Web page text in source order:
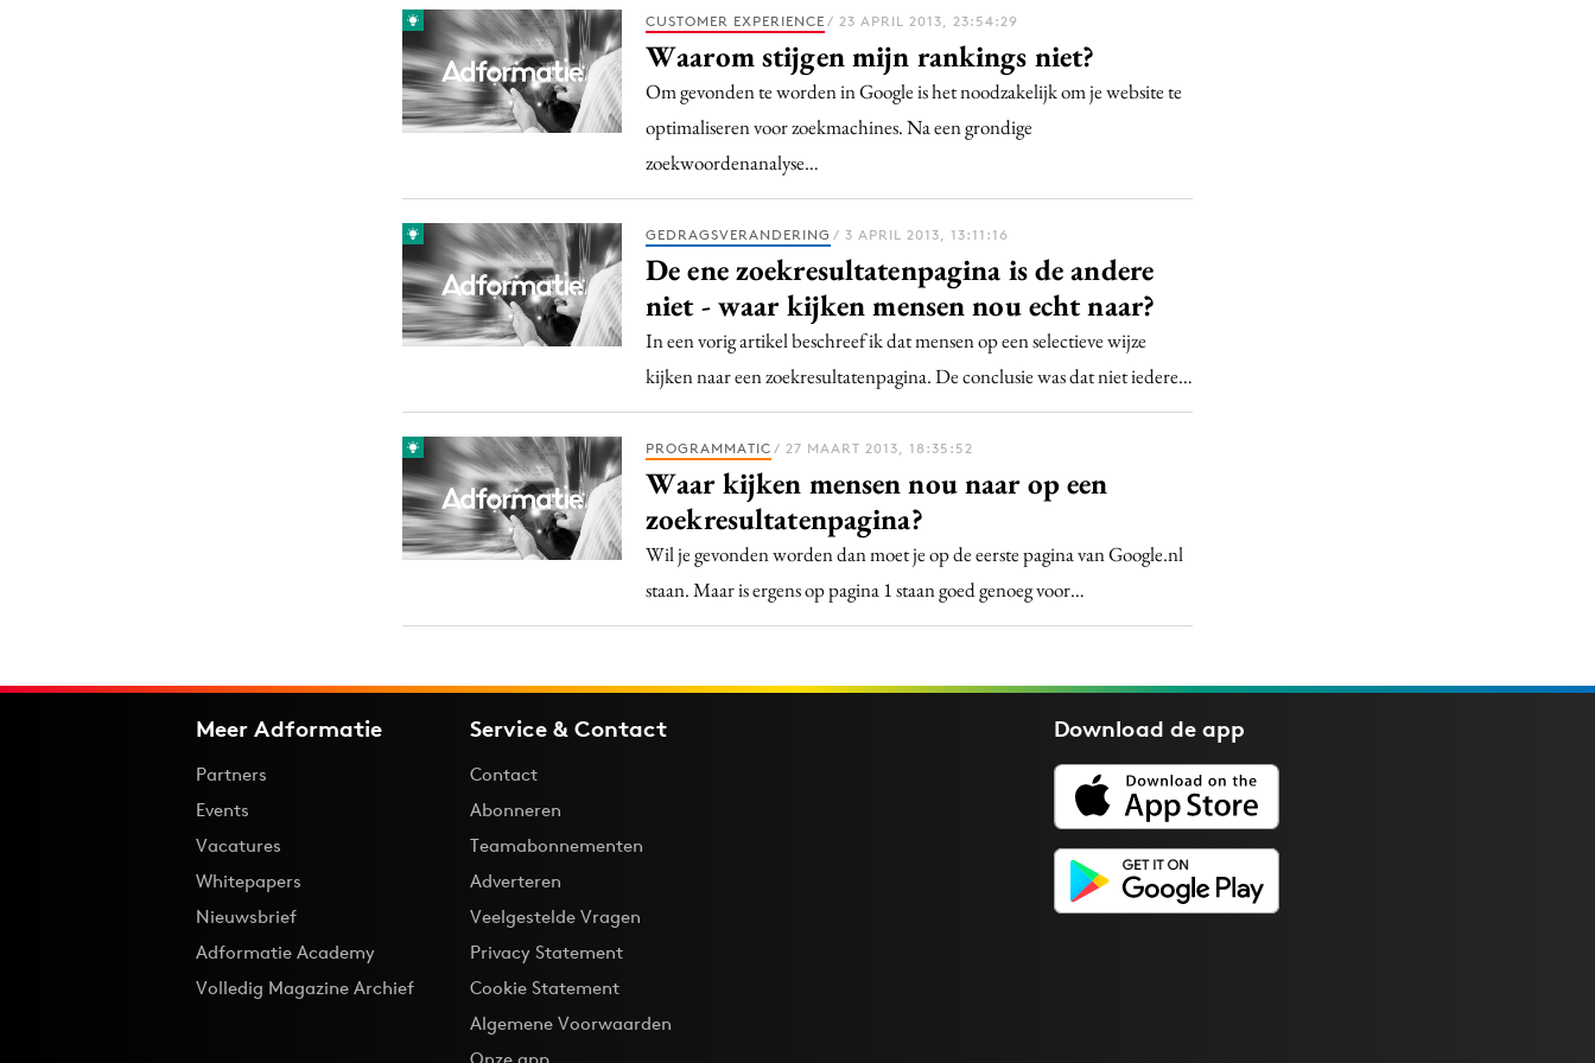
Gedragsverandering
Influencer marketing
Interne communicatie
Purpose Marketing
Reputatie & crisis
CUSTOMER EXPERIENCE / 23 APRIL 2013, 23:54:29
Waarom stijgen mijn rankings niet?
Om gevonden te worden in Google is het noodzakelijk om je website te
optimaliseren voor zoekmachines. Na een grondige
zoekwoordenanalyse…
GEDRAGSVERANDERING / 3 APRIL 2013, 13:11:16
De ene zoekresultatenpagina is de andere
niet - waar kijken mensen nou echt naar?
In een vorig artikel beschreef ik dat mensen op een selectieve wijze
kijken naar een zoekresultatenpagina. De conclusie was dat niet iedere…
PROGRAMMATIC / 27 MAART 2013, 18:35:52
Waar kijken mensen nou naar op een
zoekresultatenpagina?
Wil je gevonden worden dan moet je op de eerste pagina van Google.nl
staan. Maar is ergens op pagina 1 staan goed genoeg voor…
Meer Adformatie
Partners
Events
Vacatures
Whitepapers
Nieuwsbrief
Adformatie Academy
Volledig Magazine Archief
Service & Contact
Contact
Abonneren
Teamabonnementen
Adverteren
Veelgestelde Vragen
Privacy Statement
Cookie Statement
Algemene Voorwaarden
Download deapp